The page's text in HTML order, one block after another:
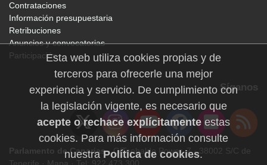
Contrataciones
Información presupuestaria
Retribuciones
Anuncios y convocatorias
Participación
Síganos
Parlamento de Canarias· C/Teobaldo Power, 7 · 38002 S/C de
Tenerife · Mapa · Tel: 922 473 300
Esta web utiliza cookies propias y de
terceros para ofrecerle una mejor
experiencia y servicio. De cumplimiento con
la legislación vigente, es necesario que
acepte o rechace explícitamente estas
cookies. Para más información consulte
nuestraPolítica de cookies.